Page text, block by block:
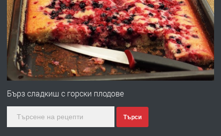
ПРЕДЛАГА Работа за общи работници
преди 1 година
ПРЕДЛАГА
Първи поход "По стъпките на Ангел
Бърз сладкиш с горски плодове
Търси